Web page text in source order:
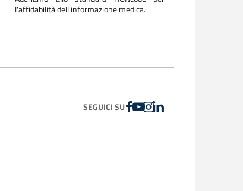
l'affidabilità dell'informazione medica.
SEGUICI SUFACEBOOK
YOUTUBE
INSTAGRAM
LINKEDIN